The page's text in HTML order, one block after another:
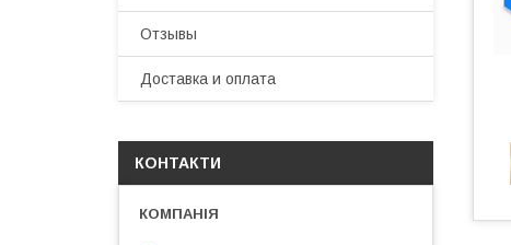
Отзывы
Доставка и оплата
КОНТАКТИ